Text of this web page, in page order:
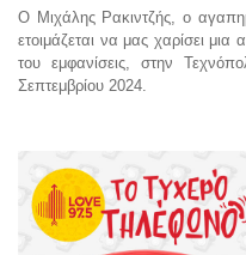
O Μιχάλης Ρακιντζής, o
ετοιμάζεται να μας χαρίσει
του εμφανίσεις, στην
Σεπτεμβρίου 2024.